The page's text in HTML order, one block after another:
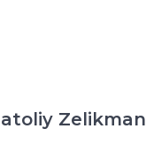
Zelikman